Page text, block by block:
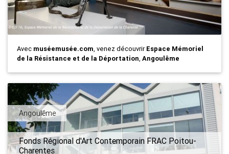
Avec muséemusée.com, venez découvrirEspace Mémoriel
de la Résistance et de la Déportation, Angoulême
Angoulême
Fonds Régional d'Art Contemporain FRAC Poitou-
Charentes